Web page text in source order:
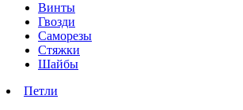
Винты
Гвозди
Саморезы
Стяжки
Шайбы
Петли